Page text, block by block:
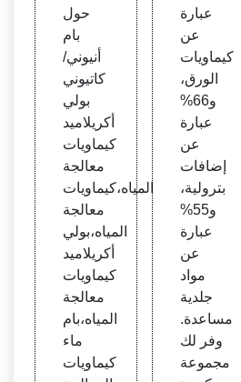
حول
بام
أنيوني/
كاتيوني
بولي
أكريلاميد
كيماويات
معالجة
المياه،كيماويات
معالجة
المياه،بولي
أكريلاميد
كيماويات
معالجة
المياه،بام
ماء
كيماويات
عبارة
عن
كيماويات
الورق،
و66%
عبارة
عن
إضافات
بترولية،
و55%
عبارة
عن
مواد
جلدية
مساعدة.
وفر لك
مجموعة